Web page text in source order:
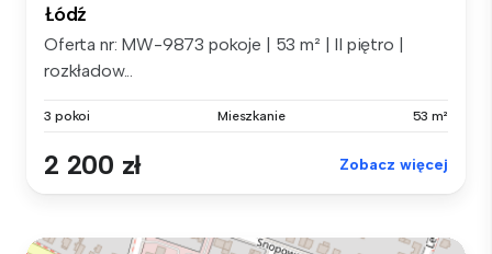
Łódź
Oferta nr: MW-9873 pokoje | 53 m² | II piętro |
rozkładow...
3 pokoi Mieszkanie 53 m²
2 200 zł Zobacz więcej